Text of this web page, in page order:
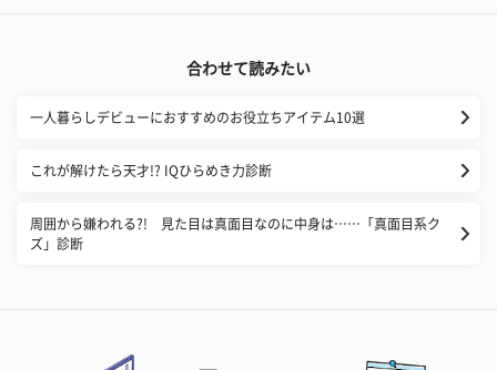
合わせて読みたい
一人暮らしデビューにおすすめのお役立ちアイテム10選
これが解けたら天才!? IQひらめき力診断
周囲から嫌われる?! 見た目は真面目なのに中身は……「真面目系ク
ズ」診断